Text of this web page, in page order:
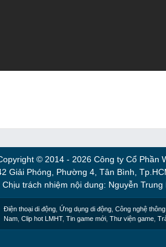
© 2014 - 2026 Công ty Cổ Phần
Giải Phóng, Phường 4, Tân Bình,
Chịu trách nhiệm nội dung: Nguyễn Trung
Điện thoại di động Ứng dụng di động Công nghệ
Nam Clip hot LMHT, Tin game mới Thư viện game